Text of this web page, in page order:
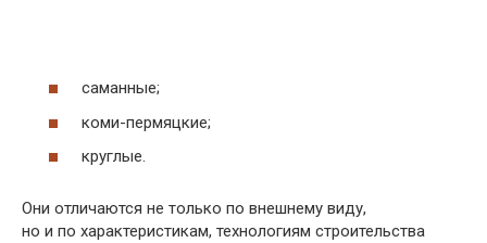
саманные;
коми-пермяцкие;
круглые.
Они отличаются не только по внешнему виду,
но и по характеристикам, технологиям строительства